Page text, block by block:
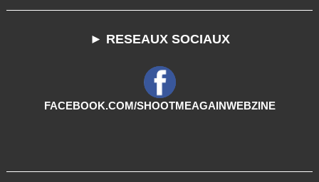
► RESEAUX SOCIAUX
FACEBOOK.COM/SHOOTMEAGAINWEBZINE